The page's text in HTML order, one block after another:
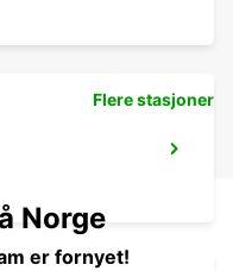
Flere stasjoner
Norge
er fornyet!